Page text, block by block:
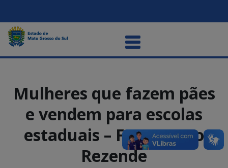
Mulheres que fazem pães
e vendem para escolas
estaduais – Foto Bruno
Rezende